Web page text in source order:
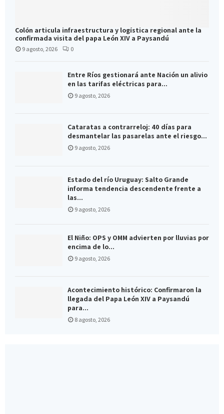
Colón articula infraestructura y logística regional ante la
confirmada visita del papa León XIV a Paysandú
9 agosto, 2026 0
Entre Ríos gestionará ante Nación un alivio
en las tarifas eléctricas para...
9 agosto, 2026
Cataratas a contrarreloj: 40 días para
desmantelar las pasarelas ante el riesgo...
9 agosto, 2026
Estado del río Uruguay: Salto Grande
informa tendencia descendente frente a
las...
9 agosto, 2026
El Niño: OPS y OMM advierten por lluvias por
encima de lo...
9 agosto, 2026
Acontecimiento histórico: Confirmaron la
llegada del Papa León XIV a Paysandú
para...
8 agosto, 2026